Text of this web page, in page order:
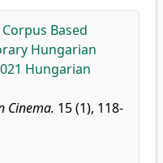
Based
Hungarian
Hungarian
Cinema. 15 (1), 118-